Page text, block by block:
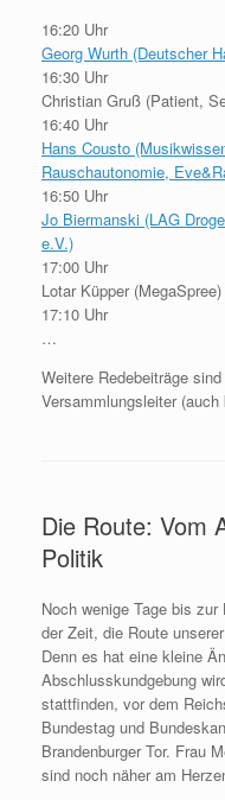
16:20 Uhr
Georg Wurth (Deutscher
16:30 Uhr
Christian Gruß (Patient,
16:40 Uhr
Hans Cousto
Rauschautonomie,
16:50 Uhr
Jo Biermanski (LAG
e.V.)
17:00 Uhr
Lotar Küpper (MegaSpree)
17:10 Uhr
…
Weitere Redebeiträge
Versammlungsleiter
Die Route: Vom
Politik
Noch wenige Tage bis
der Zeit, die Route
Denn es hat eine kleine
Abschlusskundgebung
stattfinden, vor dem
Bundestag und
Brandenburger Tor. Frau
sind noch näher am